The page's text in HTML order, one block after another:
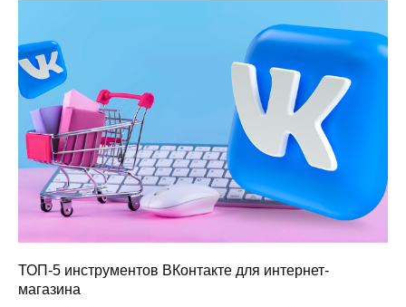
ТОП-5 инструментов ВКонтакте для интернет-
магазина